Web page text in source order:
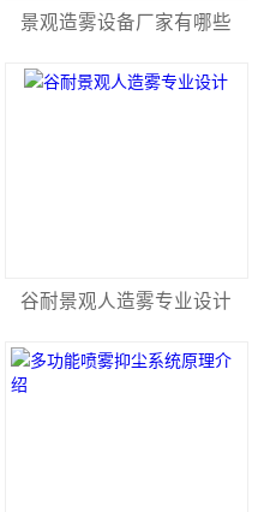
景观造雾设备厂家有哪些
谷耐景观人造雾专业设计